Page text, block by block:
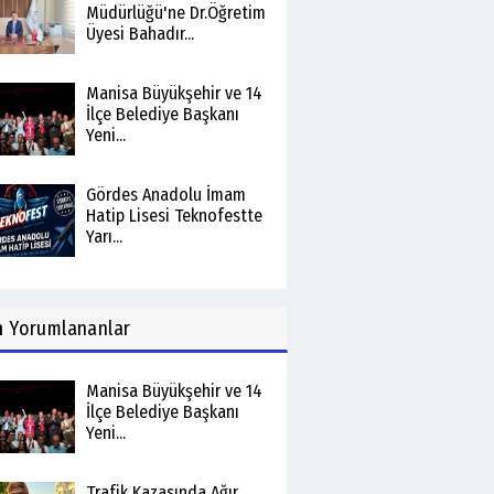
Müdürlüğü'ne Dr.Öğretim
Üyesi Bahadır...
Manisa Büyükşehir ve 14
İlçe Belediye Başkanı
Yeni...
Gördes Anadolu İmam
Hatip Lisesi Teknofestte
Yarı...
Yorumlananlar
Manisa Büyükşehir ve 14
İlçe Belediye Başkanı
Yeni...